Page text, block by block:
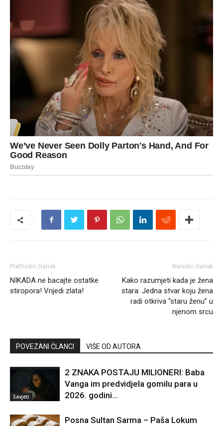
Prethodni članak
NIKADA ne bacajte ostatke
stiropora! Vrijedi zlata!
Naredni članak
Kako razumjeti kada je žena
stara: Jedna stvar koju žena
radi otkriva “staru ženu” u
njenom srcu
POVEZANI ČLANCI VIŠE OD AUTORA
Savjeti
2 ZNAKA POSTAJU MILIONERI: Baba
Vanga im predvidjela gomilu para u
2026. godini…
Posna Sultan Sarma – Paša Lokum